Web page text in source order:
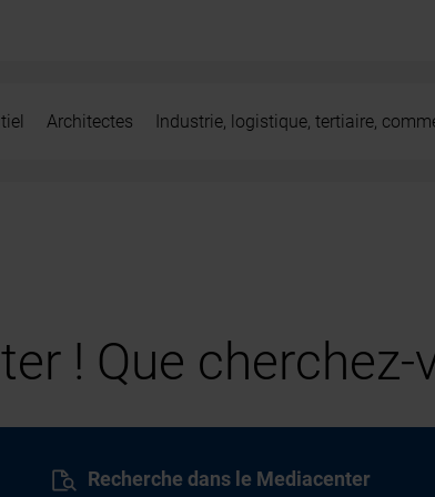
Architectes Industrie, logistique, tertiaire,
! Que cherchez-
Recherche dans le Mediacenter